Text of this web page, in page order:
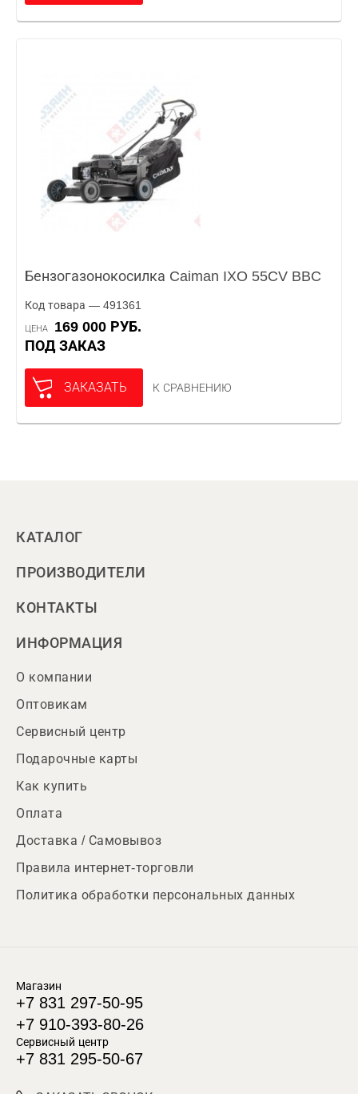
Бензогазонокосилка Caiman IXO 55CV BBC
Код товара — 491361
ЦЕНА
169 000 РУБ.
ПОД ЗАКАЗ
ЗАКАЗАТЬ К СРАВНЕНИЮ
КАТАЛОГ
ПРОИЗВОДИТЕЛИ
КОНТАКТЫ
ИНФОРМАЦИЯ
О компании
Оптовикам
Сервисный центр
Подарочные карты
Как купить
Оплата
Доставка / Самовывоз
Правила интернет-торговли
Политика обработки персональных данных
Магазин
+7 831 297-50-95
+7 910-393-80-26
Сервисный центр
+7 831 295-50-67